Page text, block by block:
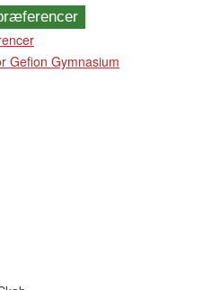
Gefion Gymnasium